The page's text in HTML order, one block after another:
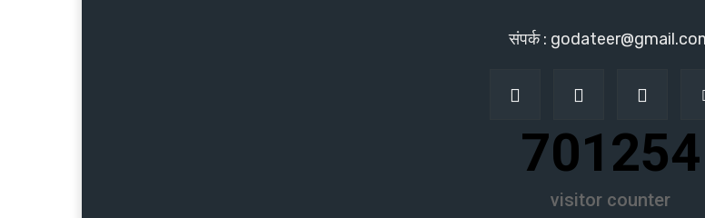
संपर्क :
701254
visitor counter